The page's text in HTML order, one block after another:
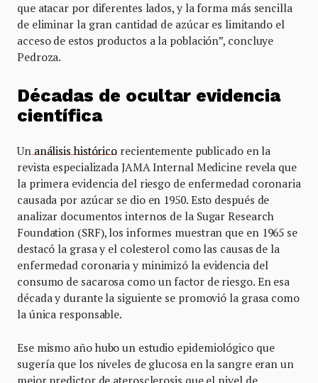
que atacar por diferentes lados, y la forma más sencilla
de eliminar la gran cantidad de azúcar es limitando el
acceso de estos productos a la población”, concluye
Pedroza.
Décadas de ocultar evidencia
científica
Un análisis histórico recientemente publicado en la
revista especializada JAMA Internal Medicine revela que
la primera evidencia del riesgo de enfermedad coronaria
causada por azúcar se dio en 1950. Esto después de
analizar documentos internos de la Sugar Research
Foundation (SRF), los informes muestran que en 1965 se
destacó la grasa y el colesterol como las causas de la
enfermedad coronaria y minimizó la evidencia del
consumo de sacarosa como un factor de riesgo. En esa
década y durante la siguiente se promovió la grasa como
la única responsable.
Ese mismo año hubo un estudio epidemiológico que
sugería que los niveles de glucosa en la sangre eran un
mejor predictor de aterosclerosis que el nivel de